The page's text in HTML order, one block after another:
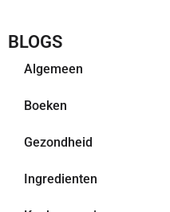
BLOGS
Algemeen
Boeken
Gezondheid
Ingredienten